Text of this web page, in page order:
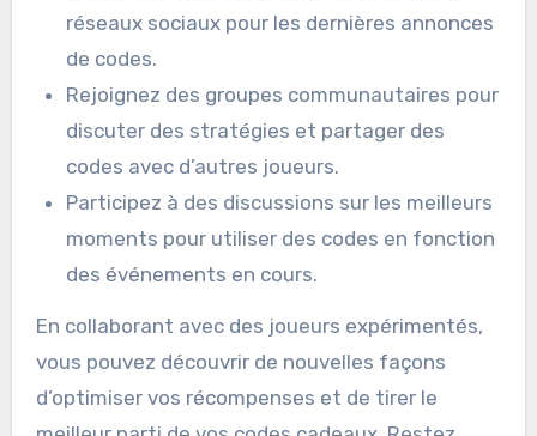
réseaux sociaux pour les dernières annonces
de codes.
Rejoignez des groupes communautaires pour
discuter des stratégies et partager des
codes avec d’autres joueurs.
Participez à des discussions sur les meilleurs
moments pour utiliser des codes en fonction
des événements en cours.
En collaborant avec des joueurs expérimentés,
vous pouvez découvrir de nouvelles façons
d’optimiser vos récompenses et de tirer le